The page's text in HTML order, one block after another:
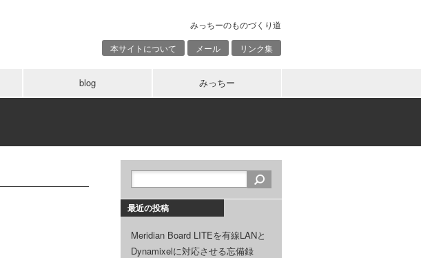
みっちーのものづくり道
本サイトについて
メール リンク集
blog みっちー
最近の投稿
Meridian Board LITEを有線LANと
Dynamixelに対応させる忘備録